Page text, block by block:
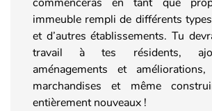
immeuble rempli de différents
et d’autres établissements. Tu
travail à tes résidents,
aménagements et
marchandises et même
entièrement nouveaux !